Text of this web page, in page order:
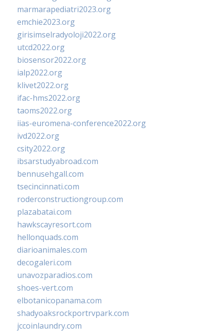
marmarapediatri2023.org
emchie2023.org
girisimselradyoloji2022.org
utcd2022.org
biosensor2022.org
ialp2022.org
klivet2022.org
ifac-hms2022.org
taoms2022.org
iias-euromena-conference2022.org
ivd2022.org
csity2022.org
ibsarstudyabroad.com
bennusehgall.com
tsecincinnati.com
roderconstructiongroup.com
plazabatai.com
hawkscayresort.com
hellonquads.com
diarioanimales.com
decogaleri.com
unavozparadios.com
shoes-vert.com
elbotanicopanama.com
shadyoaksrockportrvpark.com
jccoinlaundry.com